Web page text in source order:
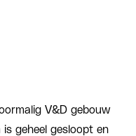
V&D gebouw
geheel gesloopt en